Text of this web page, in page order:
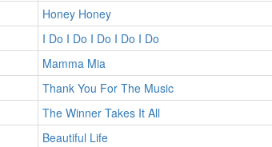
Honey Honey
I Do I Do I Do I Do I Do
Mamma Mia
Thank You For The Music
The Winner Takes It All
Beautiful Life